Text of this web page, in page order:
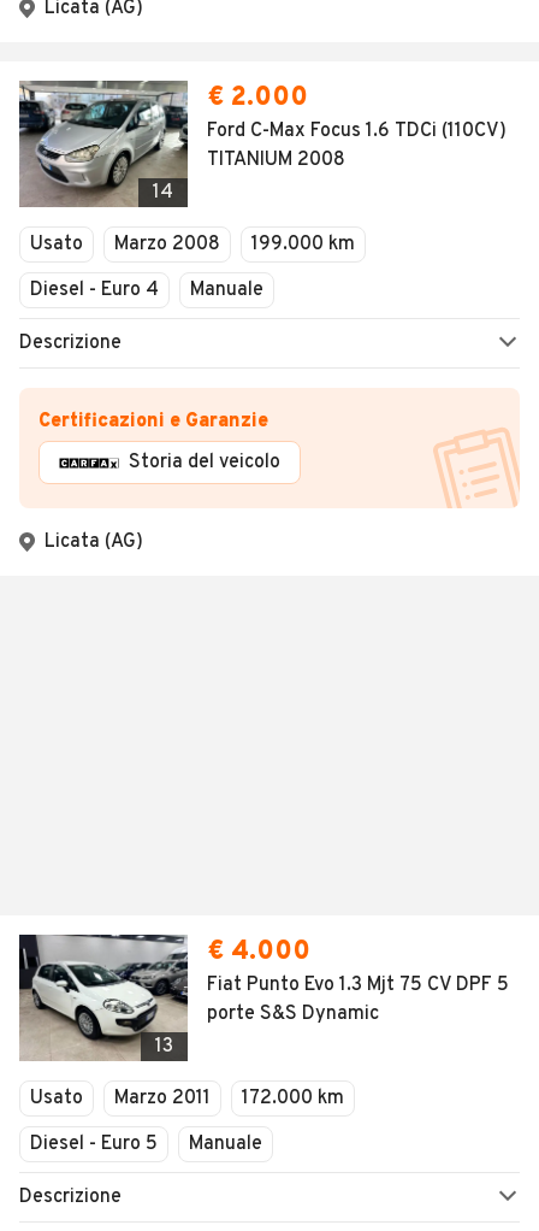
Licata (AG)
14
€ 2.000
Ford C-Max Focus 1.6 TDCi (110CV)
TITANIUM 2008
Usato Marzo 2008
199.000 km
Diesel - Euro 4
Manuale
Descrizione
Certificazioni e Garanzie
Storia del veicolo
Licata (AG)
13
€ 4.000
Fiat Punto Evo 1.3 Mjt 75 CV DPF 5
porte S&S Dynamic
Usato Marzo 2011
172.000 km
Diesel - Euro 5
Manuale
Descrizione